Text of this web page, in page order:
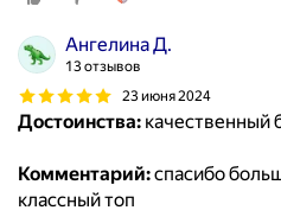
Ангелина Д.
13 отзывов
23 июня 2024
Достоинства: качественный
Комментарий:спасибо
классный топ